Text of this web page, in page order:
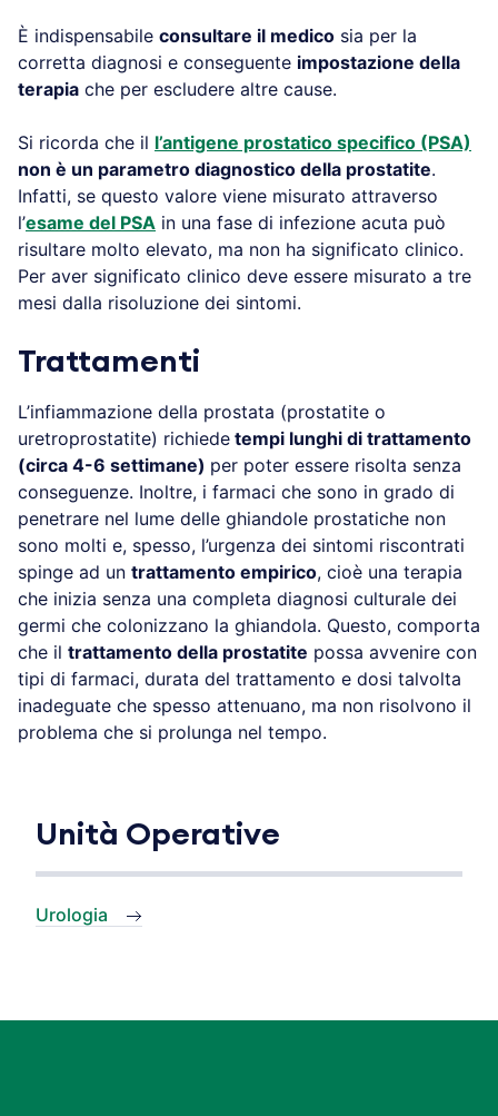
È indispensabile consultare il medico sia per la
corretta diagnosi e conseguente impostazione della
terapia che per escludere altre cause.
Si ricorda che il l’antigene prostatico specifico (PSA)
non è un parametro diagnostico della prostatite.
Infatti, se questo valore viene misurato attraverso
l’esame del PSA in una fase di infezione acuta può
risultare molto elevato, ma non ha significato clinico.
Per aver significato clinico deve essere misurato a tre
mesi dalla risoluzione dei sintomi.
Trattamenti
L’infiammazione della prostata (prostatite o
uretroprostatite) richiede tempi lunghi di trattamento
(circa 4-6 settimane) per poter essere risolta senza
conseguenze. Inoltre, i farmaci che sono in grado di
penetrare nel lume delle ghiandole prostatiche non
sono molti e, spesso, l’urgenza dei sintomi riscontrati
spinge ad un trattamento empirico, cioè una terapia
che inizia senza una completa diagnosi culturale dei
germi che colonizzano la ghiandola. Questo, comporta
che il trattamento della prostatite possa avvenire con
tipi di farmaci, durata del trattamento e dosi talvolta
inadeguate che spesso attenuano, ma non risolvono il
problema che si prolunga nel tempo.
Unità Operative
Urologia